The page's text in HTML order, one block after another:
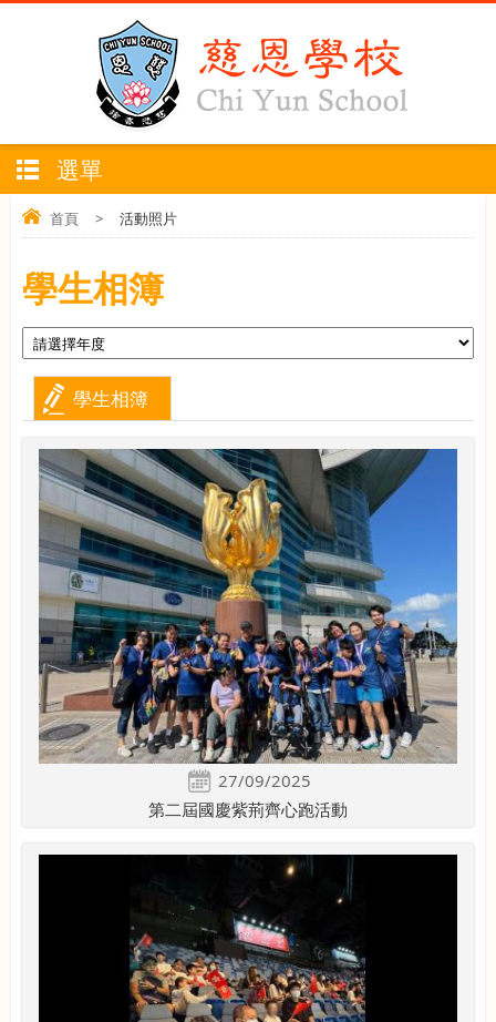
選單
首頁 > 活動照片
學生相簿
學生相簿
27/09/2025
第二屆國慶紫荊齊心跑活動